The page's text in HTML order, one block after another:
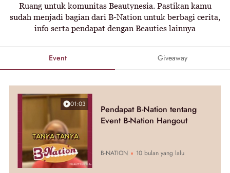
Ruang untuk komunitas Beautynesia. Pastikan kamu
sudah menjadi bagian dari B-Nation untuk berbagi cerita,
info serta pendapat dengan Beauties lainnya
Event Giveaway
01:03
Pendapat B-Nation tentang
Event B-Nation Hangout
B-NATION 10 bulan yang lalu